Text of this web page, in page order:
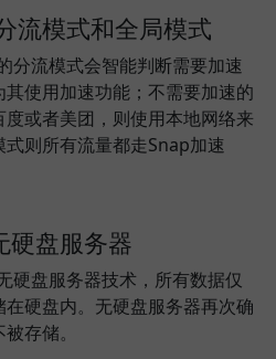
流模式和全局模式
分流模式会智能判断需要加速
使用加速功能；不需要加速的
或者美团，则使用本地网络来
则所有流量都走Snap加速
硬盘服务器
硬盘服务器技术，所有数据仅
硬盘内。无硬盘服务器再次确
存储。